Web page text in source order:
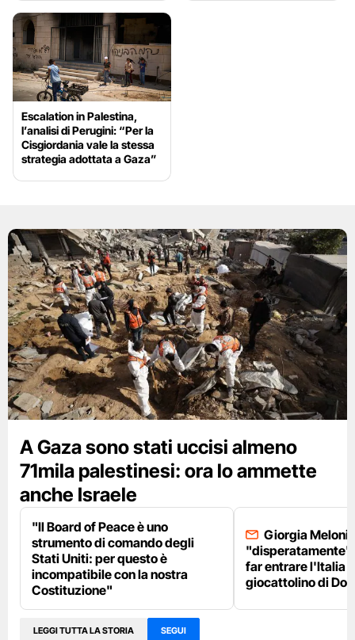
Escalation in Palestina,
l’analisi di Perugini: “Per la
Cisgiordania vale la stessa
strategia adottata a Gaza”
A Gaza sono stati uccisi almeno
71mila palestinesi: ora lo ammette
anche Israele
"Il Board of Peace è uno
strumento di comando degli
Stati Uniti: per questo è
incompatibile con la nostra
Costituzione"
Giorgia Meloni
"disperatamente"
far entrare l'Italia
giocattolino di
LEGGI TUTTA LA STORIA SEGUI